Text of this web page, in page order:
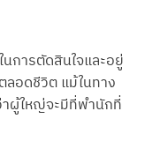
การตัดสินใจและอยู่
ลอดชีวิต แม้ในทาง
าผู้ใหญ่จะมีที่พำนักที่